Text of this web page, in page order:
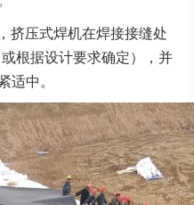
挤压式焊机在焊接接缝处
根据设计要求确定），并
适中。